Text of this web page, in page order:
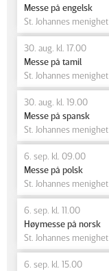
Messe på engelsk
St. Johannes menighet
30. aug. kl. 17.00
Messe på tamil
St. Johannes menighet
30. aug. kl. 19.00
Messe på spansk
St. Johannes menighet
6. sep. kl. 09.00
Messe på polsk
St. Johannes menighet
6. sep. kl. 11.00
Høymesse på norsk
St. Johannes menighet
6. sep. kl. 15.00